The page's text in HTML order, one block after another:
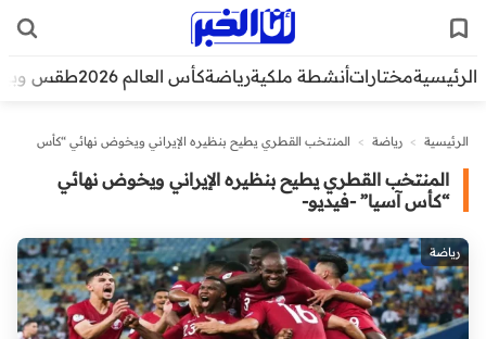
الرئيسيةمختاراتأنشطة ملكيةرياضةكأس العالم 2026 طقس
الرئيسية > رياضة >
المنتخب القطري يطيح بنظيره الإيراني ويخوض نهائي “كأس
المنتخب القطري يطيح بنظيره الإيراني ويخوض نهائي
“كأس آسيا” -فيديو-
رياضة